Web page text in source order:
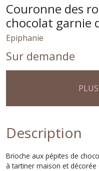
Couronne des
chocolat garnie
Epiphanie
Sur demande
Description
Brioche aux pépites de
à tartiner maison et